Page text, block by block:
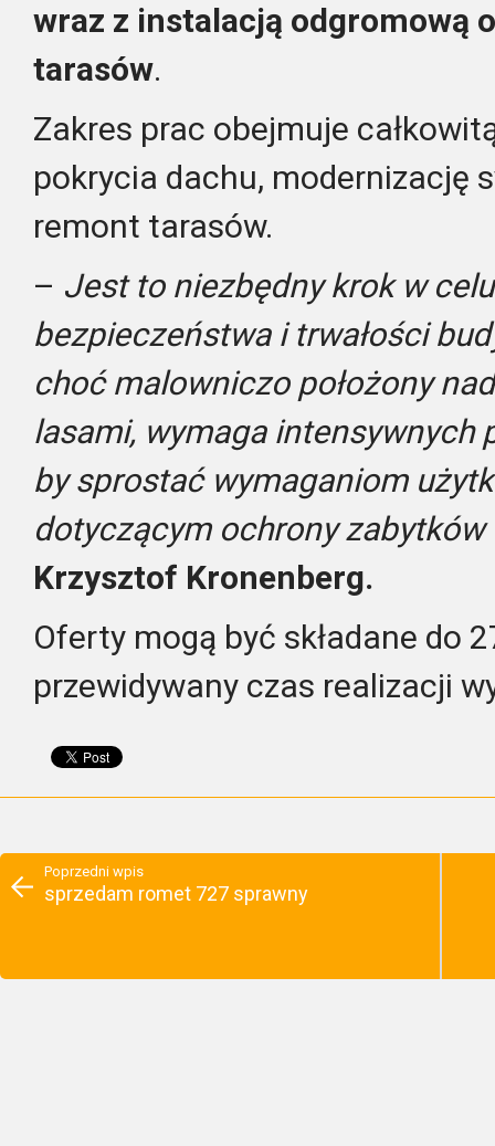
wraz z instalacją odgromową
tarasów.
Zakres prac obejmuje
pokrycia dachu, modernizację
remont tarasów.
– Jest to niezbędny krok w
bezpieczeństwa i trwałości
choć malowniczo położony
lasami, wymaga intensywnych
by sprostać wymaganiom
dotyczącym ochrony zabytków
Krzysztof Kronenberg.
Oferty mogą być składane do
przewidywany czas realizacji
Poprzedni wpis
sprzedam romet 727 sprawny